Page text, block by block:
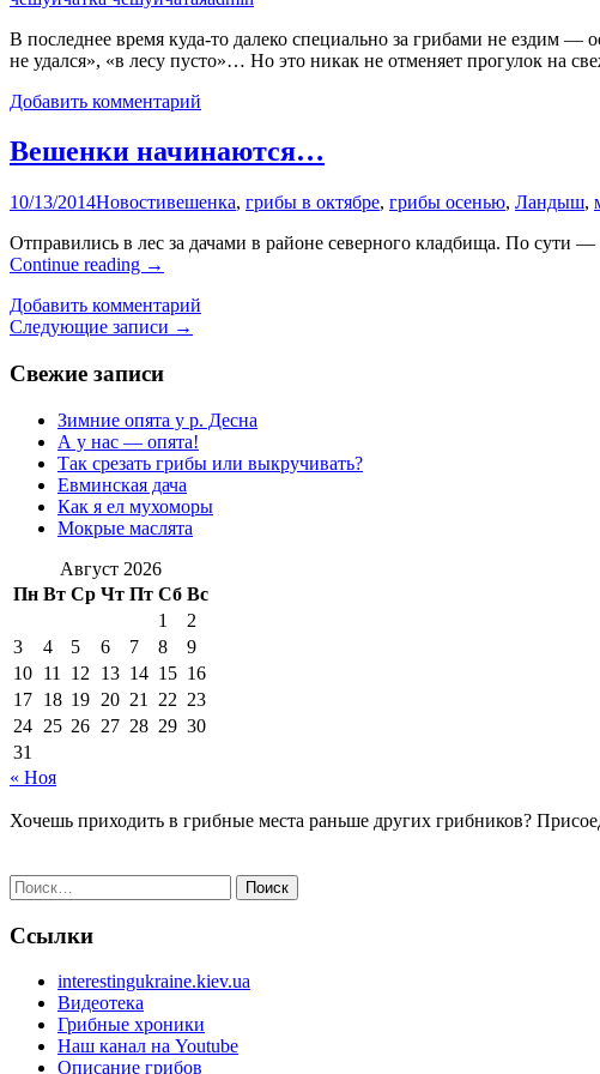
В последнее время куда-то далеко специально за грибами не ездим
не удался», «в лесу пусто»… Но это никак не отменяет прогулок на
Добавить комментарий
Вешенки начинаются…
10/13/2014Новостивешенка, грибы в октябре, грибы осенью, Ландыш,
Отправились в лес за дачами в районе северного кладбища. По сути
Continue reading →
Добавить комментарий
Навигация
по
Следующие записи →
Свежие записи
Зимние опята у р. Десна
А у нас — опята!
Так срезать грибы или выкручивать?
Евминская дача
Как я ел мухоморы
Мокрые маслята
Август 2026
Пн Вт Ср Чт Пт Сб Вс
1
2
3
4 5 6 7 8
9
10 11 12 13 14 15 16
17 18 19 20 21 22 23
24 25 26 27 28 29 30
31
« Ноя
Хочешь приходить в грибные места раньше других грибников?
Найти:
Ссылки
interestingukraine.kiev.ua
Видеотека
Грибные хроники
Наш канал на Youtube
Описание грибов